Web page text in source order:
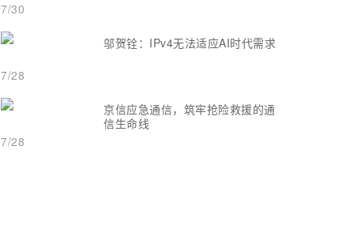
7/30
邬贺铨：IPv4无法适应AI时代需求
7/28
京信应急通信，筑牢抢险救援的通
信生命线
7/28